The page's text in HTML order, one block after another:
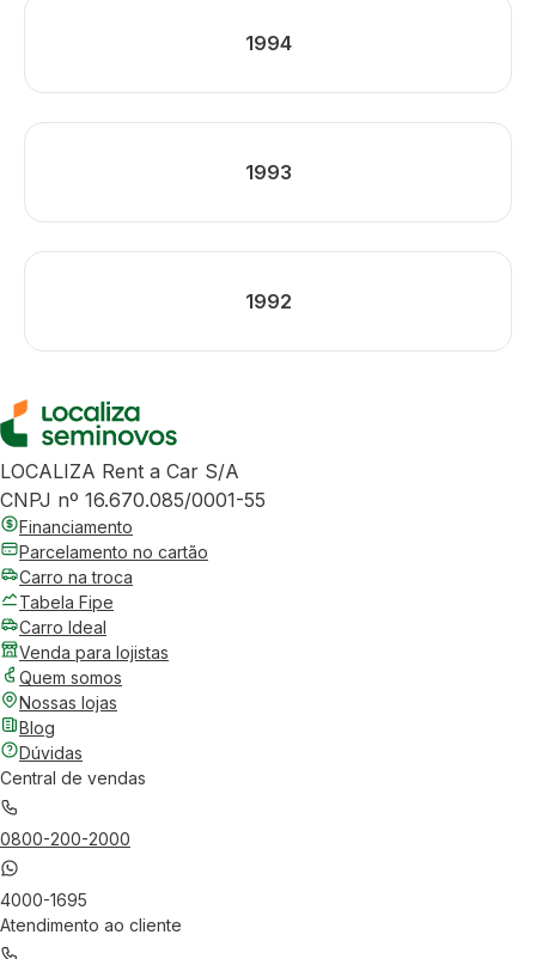
1994
1993
1992
LOCALIZA Rent a Car S/A
CNPJ nº 16.670.085/0001-55
Financiamento
Parcelamento no cartão
Carro na troca
Tabela Fipe
Carro Ideal
Venda para lojistas
Quem somos
Nossas lojas
Blog
Dúvidas
Central de vendas
0800-200-2000
4000-1695
Atendimento ao cliente